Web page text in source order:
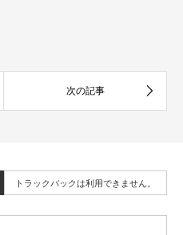
トラックバックは利用できません。